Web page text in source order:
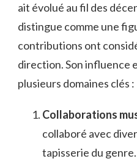
ait évolué au fil des
distingue comme une
contributions ont
direction. Son influence
plusieurs domaines clés :
Collaborations
collaboré avec
tapisserie du genre.